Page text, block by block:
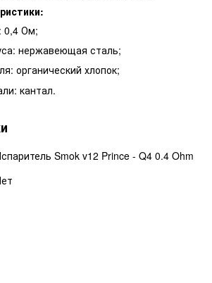
0,4 Ом;
нержавеющая сталь;
органический хлопок;
кантал.
Smok v12 Prince - Q4 0.4 Ohm